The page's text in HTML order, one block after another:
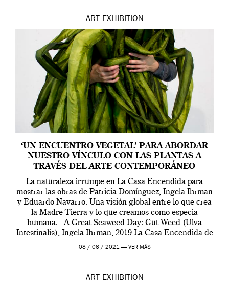
ART EXHIBITION
‘UN ENCUENTRO VEGETAL’ PARA ABORDAR
NUESTRO VÍNCULO CON LAS PLANTAS A
TRAVÉS DEL ARTE CONTEMPORÁNEO
La naturaleza irrumpe en La Casa Encendida para
mostrar las obras de Patricia Domínguez, Ingela Ihrman
y Eduardo Navarro. Una visión global entre lo que crea
la Madre Tierra y lo que creamos como especia
humana. A Great Seaweed Day: Gut Weed (Ulva
Intestinalis), Ingela Ihrman, 2019 La Casa Encendida de
Madrid y la Wellcome […]
08 / 06 / 2021 — VER MÁS
ART EXHIBITION